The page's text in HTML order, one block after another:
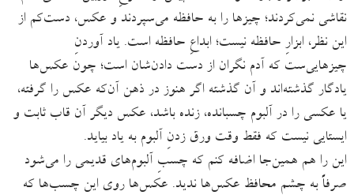
نقاشی نمی‌کردند؛ چیزها را به حافظه می‌سپردند و عکس، دست‌کم از
این نظر، ابزارِ حافظه نیست؛ ابداعِ حافظه است. یاد آوردنِ‌
چیزهایی‌ست که آدم نگران از دست دادن‌شان است؛ چون عکس‌ها
یادگار گذشته‌اند و آن گذشته اگر هنوز در ذهن آن‌که عکس را گرفته،
یا عکسی را در آلبوم چسبانده، زنده باشد، عکس دیگر آن قاب ثابت و
ایستایی نیست که فقط وقت ورق زدنِ آلبوم به یاد بیاید.
این را هم همین‌جا اضافه کنم که چسبِ آلبوم‌های قدیمی را می‌شود
صرفاً به چشم محافظ عکس‌ها ندید. عکس‌ها روی این چسب‌ها که